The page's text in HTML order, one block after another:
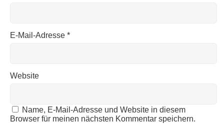
E-Mail-Adresse *
Website
Name, E-Mail-Adresse und Website in diesem
Browser für meinen nächsten Kommentar speichern.